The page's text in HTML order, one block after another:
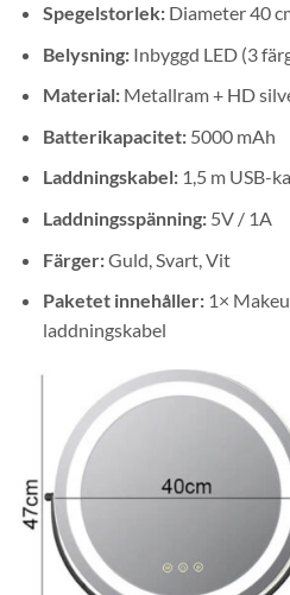
Spegelstorlek:Diameter 40
Belysning:Inbyggd LED (3
Material:Metallram + HD
Batterikapacitet:5000 mAh
Laddningskabel:1,5 m USB-
Laddningsspänning:5V / 1A
Färger:Guld, Svart, Vit
Paketet innehåller:1×
laddningskabel